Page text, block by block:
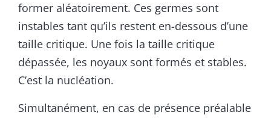
former aléatoirement. Ces germes sont
instables tant qu’ils restent en-dessous d’une
taille critique. Une fois la taille critique
dépassée, les noyaux sont formés et stables.
C’est la nucléation.
Simultanément, en cas de présence préalable